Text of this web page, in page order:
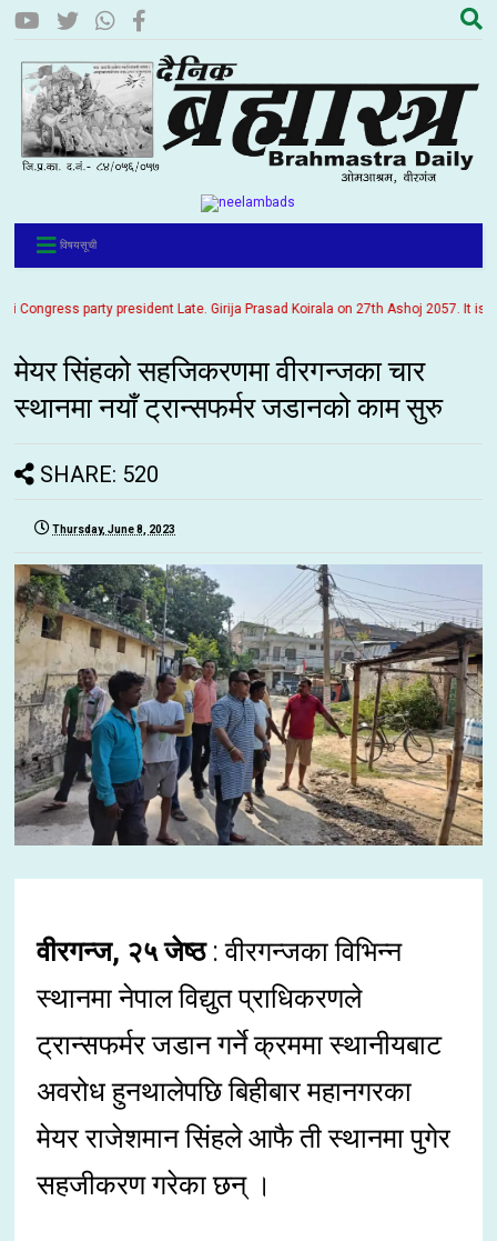
विषयसूची
party president Late. Girija Prasad Koirala on 27th Ashoj 2057. It is
मेयर सिंहको सहजिकरणमा वीरगन्जका चार
स्थानमा नयाँ ट्रान्सफर्मर जडानको काम सुरु
SHARE: 520
Thursday, June 8, 2023
वीरगन्ज, २५ जेष्ठ: वीरगन्जका विभिन्न
स्थानमा नेपाल विद्युत प्राधिकरणले
ट्रान्सफर्मर जडान गर्ने क्रममा स्थानीयबाट
अवरोध हुनथालेपछि बिहीबार महानगरका
मेयर राजेशमान सिंहले आफै ती स्थानमा पुगेर
सहजीकरण गरेका छन् ।